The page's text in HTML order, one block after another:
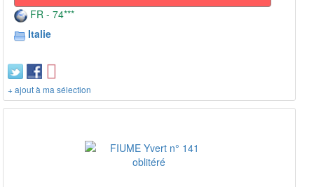
FR - 74***
Italie
+ ajout à ma sélection